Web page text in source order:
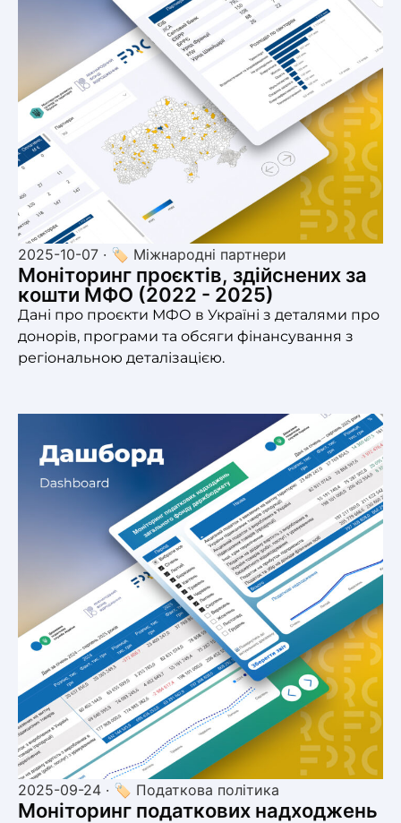
2025-10-07 · 🏷 Міжнародні партнери
Моніторинг проєктів, здійснених за
кошти МФО (2022 - 2025)
Дані про проєкти МФО в Україні з деталями про
донорів, програми та обсяги фінансування з
регіональною деталізацією.
2025-09-24 · 🏷 Податкова політика
Моніторинг податкових надходжень